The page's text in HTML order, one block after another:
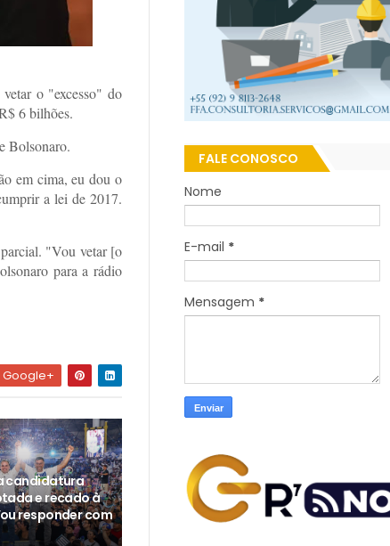
o "excesso" do
6 bilhões.
Bolsonaro.
em cima, eu dou o
a lei de 2017.
"Vou vetar [o
para a rádio
Google+
candidatura
e recado à
responder com
FALE CONOSCO
Nome
E-mail *
Mensagem *